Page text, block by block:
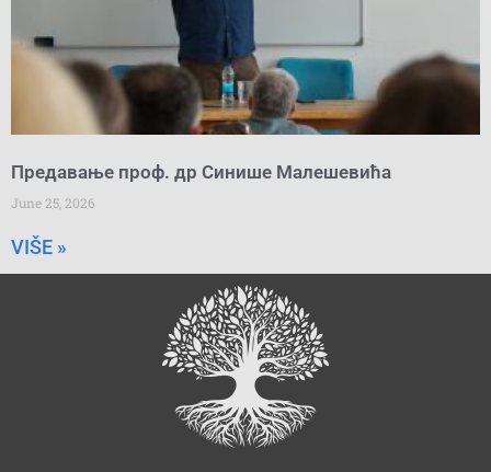
Предавање проф. др Синише Малешевића
June 25, 2026
VIŠE »